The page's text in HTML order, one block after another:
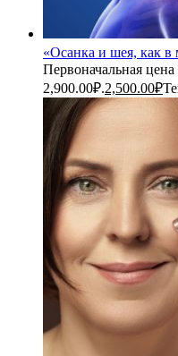
«Осанка и шея, как в
Первоначальная цена
2,900.00₽.2,500.00₽